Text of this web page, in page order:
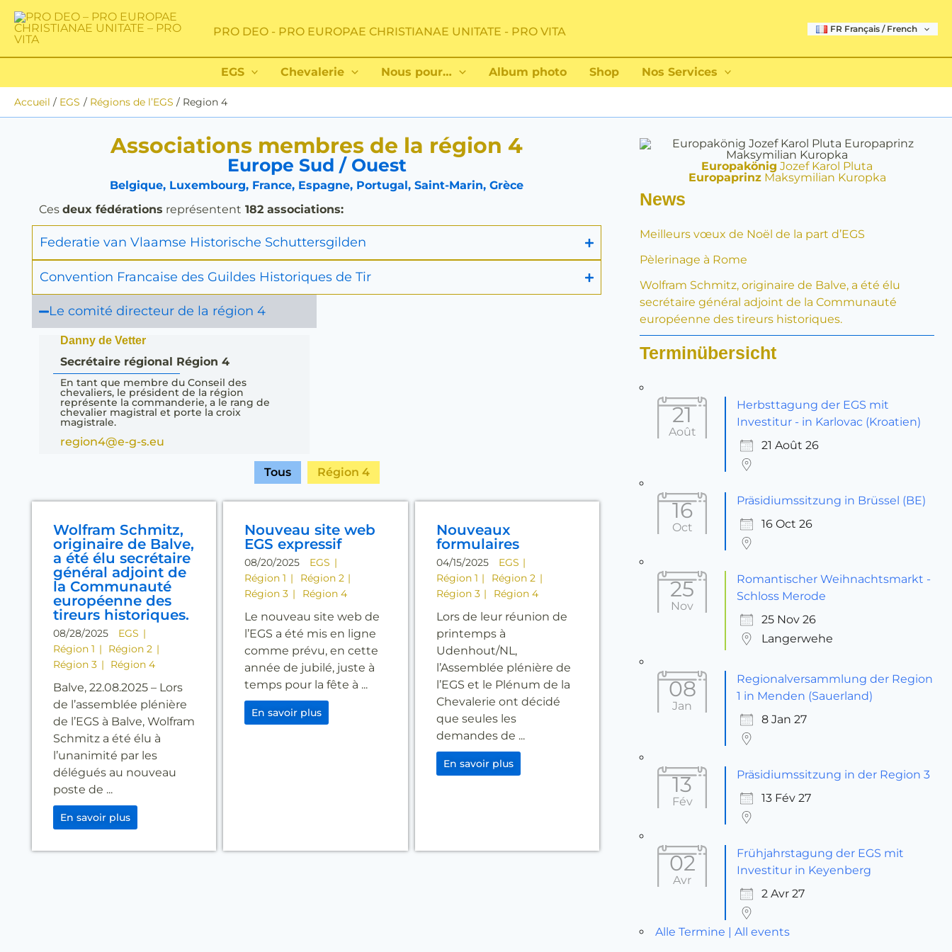
contenu
PRO DEO - PRO EUROPAE CHRISTIANAE UNITATE - PRO VITA FR Français / French
EGS Chevalerie Nous pour… Album photo Shop Nos Services
Accueil EGS Régions de l’EGS Region 4
Associations membres de la région 4
Europe Sud / Ouest
Belgique, Luxembourg, France, Espagne, Portugal, Saint-Marin, Grèce
Ces deux fédérations représentent 182 associations:
Federatie van Vlaamse Historische Schuttersgilden
Convention Francaise des Guildes Historiques de Tir
Le comité directeur de la région 4
Danny de Vetter
Secrétaire régional Région 4
En tant que membre du Conseil des
chevaliers, le président de la région
représente la commanderie, a le rang de
chevalier magistral et porte la croix
magistrale.
region4@e-g-s.eu
Tous Région 4
Wolfram Schmitz,
originaire de Balve,
a été élu secrétaire
général adjoint de
la Communauté
européenne des
tireurs historiques.
08/28/2025
EGS
Région 1
Région 2
Région 3
Région 4
Balve, 22.08.2025 – Lors
de l’assemblée plénière
de l’EGS à Balve, Wolfram
Schmitz a été élu à
l’unanimité par les
délégués au nouveau
poste de ...
En savoir plus
Nouveau site web
EGS expressif
08/20/2025
EGS
Région 1
Région 2
Région 3
Région 4
Le nouveau site web de
l’EGS a été mis en ligne
comme prévu, en cette
année de jubilé, juste à
temps pour la fête à ...
En savoir plus
Nouveaux
formulaires
04/15/2025
EGS
Région 1
Région 2
Région 3
Région 4
Lors de leur réunion de
printemps à
Udenhout/NL,
l’Assemblée plénière de
l’EGS et le Plénum de la
Chevalerie ont décidé
que seules les
demandes de ...
En savoir plus
Europakönig Jozef Karol Pluta
EuropaprinzMaksymilian Kuropka
News
Meilleurs vœux de Noël de la part d’EGS
Pèlerinage à Rome
Wolfram Schmitz, originaire de Balve, a été élu
secrétaire général adjoint de la Communauté
européenne des tireurs historiques.
Terminübersicht
21
Août
Herbsttagung der EGS mit
Investitur - in Karlovac (Kroatien)
21 Août 26
16
Oct
Präsidiumssitzung in Brüssel (BE)
16 Oct 26
25
Nov
Romantischer Weihnachtsmarkt -
Schloss Merode
25 Nov 26
Langerwehe
08
Jan
Regionalversammlung der Region
1 in Menden (Sauerland)
8 Jan 27
13
Fév
Präsidiumssitzung in der Region 3
13 Fév 27
02
Avr
Frühjahrstagung der EGS mit
Investitur in Keyenberg
2 Avr 27
Alle Termine | All events